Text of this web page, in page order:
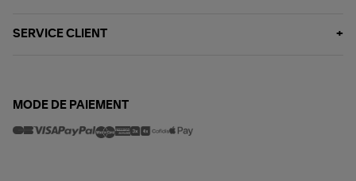
SERVICE CLIENT
MODE DE PAIEMENT